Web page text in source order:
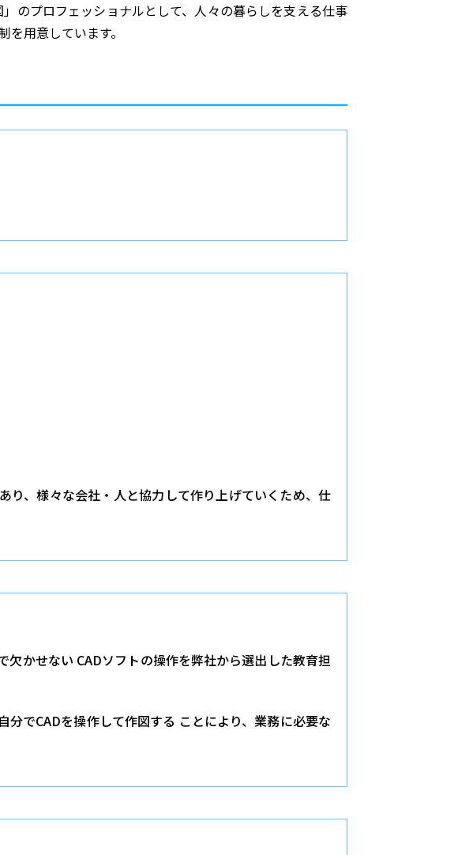
のプロフェッショナルとして、人々の暮らしを支える仕事
用意しています。
り、様々な会社・人と協力して作り上げていくため、仕
かせない CADソフトの操作を弊社から選出した教育担
でCADを操作して作図する ことにより、業務に必要な